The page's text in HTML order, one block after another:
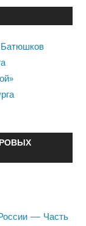
Батюшков
— Часть